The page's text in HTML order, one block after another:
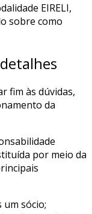
EIRELI,
sobre como
fim às dúvidas,
da
por meio da
sócio;